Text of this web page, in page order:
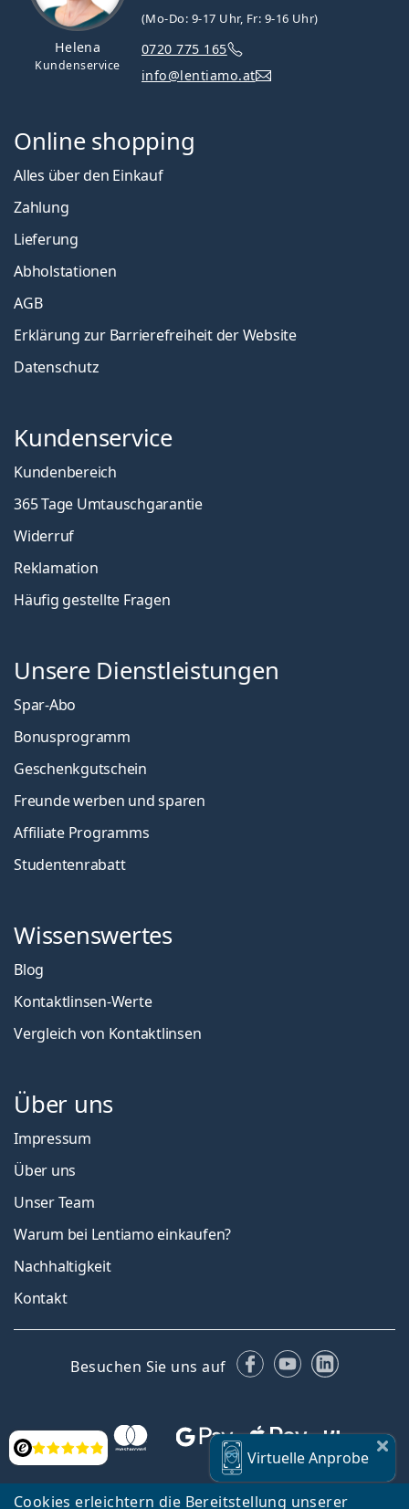
Cookies erleichtern die Bereitstellung unserer
Bewertung VirtuelleAnprobe
Helena
Kundenservice
(Mo-Do: 9-17 Uhr, Fr: 9-16 Uhr)
0720 775 165
info@lentiamo.at
Online shopping
Alles über den Einkauf
Zahlung
Lieferung
Abholstationen
AGB
Erklärung zur Barrierefreiheit der Website
Datenschutz
Kundenservice
Kundenbereich
365 Tage Umtauschgarantie
Widerruf
Reklamation
Häufig gestellte Fragen
Unsere Dienstleistungen
Spar-Abo
Bonusprogramm
Geschenkgutschein
Freunde werben und sparen
Affiliate Programms
Studentenrabatt
Wissenswertes
Blog
Kontaktlinsen-Werte
Vergleich von Kontaktlinsen
Über uns
Impressum
Über uns
Unser Team
Warum bei Lentiamo einkaufen?
Nachhaltigkeit
Kontakt
Besuchen Sie uns auf Facebook
YouTubeLinkedIn